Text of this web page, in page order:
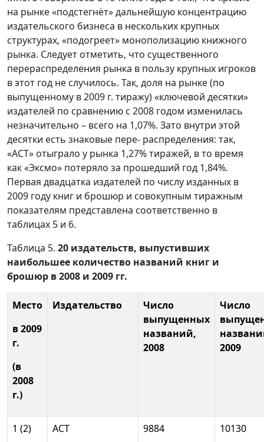
на рынке «подстегнёт» дальнейшую концентрацию
издательского бизнеса в нескольких крупных
структурах, «подогреет» монополизацию книжного
рынка. Следует отметить, что существенного
перераспределения рынка в пользу крупных игроков
в этот год не случилось. Так, доля на рынке (по
выпущенному в 2009 г. тиражу) «ключевой десятки»
издателей по сравнению с 2008 годом изменилась
незначительно – всего на 1,07%. Зато внутри этой
десятки есть знаковые пере- распределения: так,
«АСТ» отыграло у рынка 1,27% тиражей, в то время
как «Эксмо» потеряло за прошедший год 1,84%.
Первая двадцатка издателей по числу изданных в
2009 году книг и брошюр и совокупным тиражным
показателям представлена соответственно в
таблицах 5 и 6.
Таблица 5. 20 издательств, выпустивших
наибольшее количество названий книг и
брошюр в 2008 и 2009 гг.
Место
в 2009
г.
(в
2008
г.)
Издательство
Число
выпущенных
названий,
2008
Число
2009
1 (2) АСТ 9884 10130